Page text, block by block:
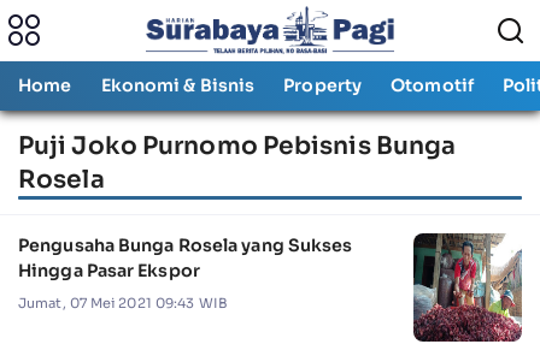
Home Ekonomi & Bisnis Property Otomotif
Puji Joko Purnomo Pebisnis Bunga
Rosela
Pengusaha Bunga Rosela yang Sukses
Hingga Pasar Ekspor
Jumat, 07 Mei 2021 09:43 WIB